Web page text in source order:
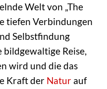
Welt von „The
tiefen Verbindungen
Selbstfindung
bildgewaltige Reise,
wird und die das
Kraft der Natur auf